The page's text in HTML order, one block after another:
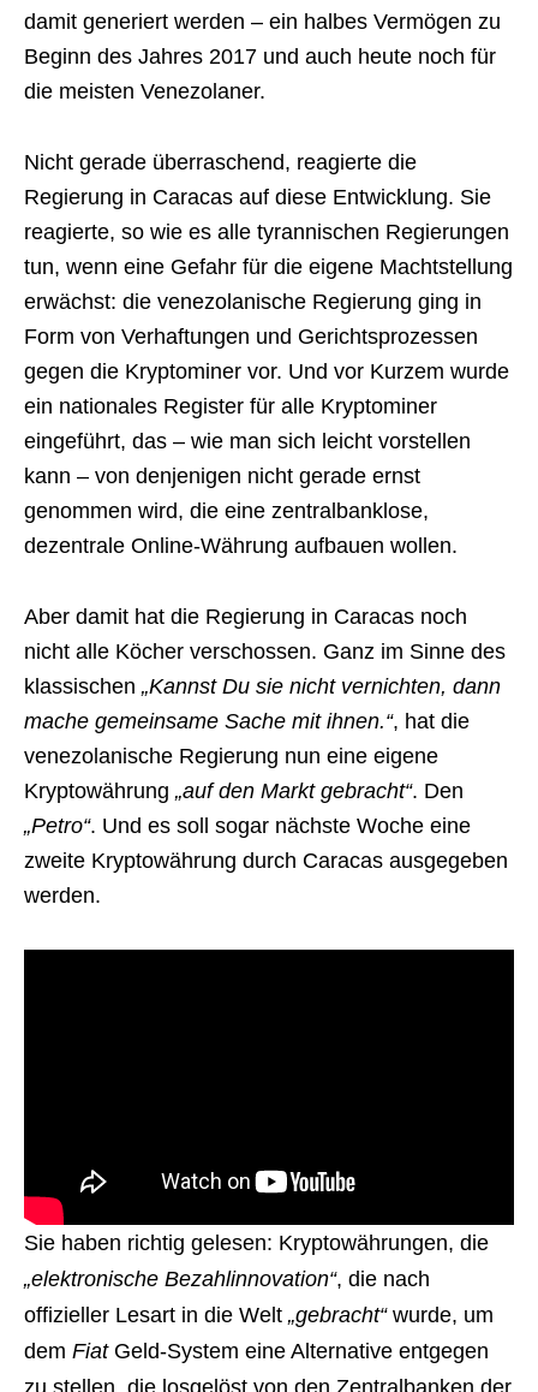
damit generiert werden – ein halbes Vermögen zu
Beginn des Jahres 2017 und auch heute noch für
die meisten Venezolaner.
Nicht gerade überraschend, reagierte die
Regierung in Caracas auf diese Entwicklung. Sie
reagierte, so wie es alle tyrannischen Regierungen
tun, wenn eine Gefahr für die eigene Machtstellung
erwächst: die venezolanische Regierung ging in
Form von Verhaftungen und Gerichtsprozessen
gegen die Kryptominer vor. Und vor Kurzem wurde
ein nationales Register für alle Kryptominer
eingeführt, das – wie man sich leicht vorstellen
kann – von denjenigen nicht gerade ernst
genommen wird, die eine zentralbanklose,
dezentrale Online-Währung aufbauen wollen.
Aber damit hat die Regierung in Caracas noch
nicht alle Köcher verschossen. Ganz im Sinne des
klassischen „Kannst Du sie nicht vernichten, dann
mache gemeinsame Sache mit ihnen.“, hat die
venezolanische Regierung nun eine eigene
Kryptowährung „auf den Markt gebracht“. Den
„Petro“. Und es soll sogar nächste Woche eine
zweite Kryptowährung durch Caracas ausgegeben
werden.
Sie haben richtig gelesen: Kryptowährungen, die
„elektronische Bezahlinnovation“, die nach
offizieller Lesart in die Welt „gebracht“wurde, um
dem FiatGeld-System eine Alternative entgegen
zu stellen, die losgelöst von den Zentralbanken der